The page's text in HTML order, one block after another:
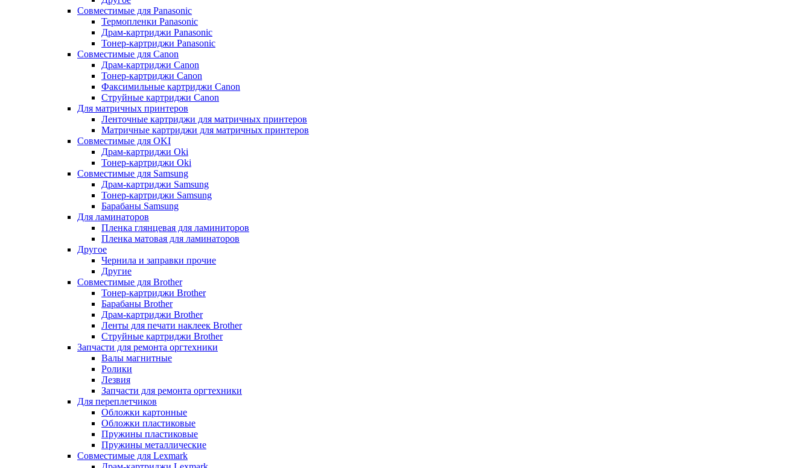
Совместимые для Panasonic
Термопленки Panasonic
Драм-картриджи Panasonic
Тонер-картриджи Panasonic
Совместимые для Canon
Драм-картриджи Canon
Тонер-картриджи Canon
Факсимильные картриджи Canon
Струйные картриджи Canon
Для матричных принтеров
Ленточные картриджи для матричных принтеров
Матричные картриджи для матричных принтеров
Совместимые для OKI
Драм-картриджи Oki
Тонер-картриджи Oki
Совместимые для Samsung
Драм-картриджи Samsung
Тонер-картриджи Samsung
Барабаны Samsung
Для ламинаторов
Пленка глянцевая для ламиниторов
Пленка матовая для ламинаторов
Другое
Чернила и заправки прочие
Другие
Совместимые для Brother
Тонер-картриджи Brother
Барабаны Brother
Драм-картриджи Brother
Ленты для печати наклеек Brother
Струйные картриджи Brother
Запчасти для ремонта оргтехники
Валы магнитные
Ролики
Лезвия
Запчасти для ремонта оргтехники
Для переплетчиков
Обложки картонные
Обложки пластиковые
Пружины пластиковые
Пружины металлические
Совместимые для Lexmark